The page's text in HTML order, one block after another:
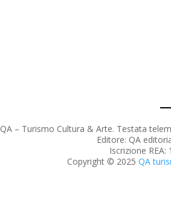
QA – Turismo Cultura & Arte. Testata
Editore: QA
Iscrizione REA:
Copyright © 2025 QA